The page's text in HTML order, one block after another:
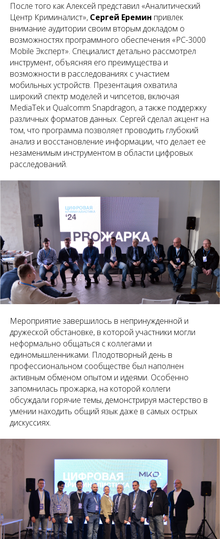
После того как Алексей представил «Аналитический
Центр Криминалист», Сергей Еремин привлек
внимание аудитории своим вторым докладом о
возможностях программного обеспечения «PC-3000
Mobile Эксперт». Специалист детально рассмотрел
инструмент, объясняя его преимущества и
возможности в расследованиях с участием
мобильных устройств. Презентация охватила
широкий спектр моделей и чипсетов, включая
MediaTek и Qualcomm Snapdragon, а также поддержку
различных форматов данных. Сергей сделал акцент на
том, что программа позволяет проводить глубокий
анализ и восстановление информации, что делает ее
незаменимым инструментом в области цифровых
расследований.
Мероприятие завершилось в непринужденной и
дружеской обстановке, в которой участники могли
неформально общаться с коллегами и
единомышленниками. Плодотворный день в
профессиональном сообществе был наполнен
активным обменом опытом и идеями. Особенно
запомнилась прожарка, на которой коллеги
обсуждали горячие темы, демонстрируя мастерство в
умении находить общий язык даже в самых острых
дискуссиях.